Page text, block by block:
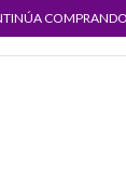
COMPRANDO